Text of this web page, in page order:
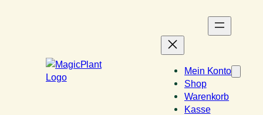
Mein Konto
Shop
Warenkorb
Kasse